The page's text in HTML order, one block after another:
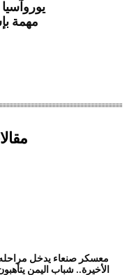
مهمة
معسكر صنعاء يدخل
الأخيرة.. شباب اليمن